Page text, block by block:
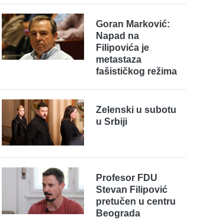
Goran Marković:
Napad na
Filipovića je
metastaza
fašističkog režima
Zelenski u subotu
u Srbiji
Profesor FDU
Stevan Filipović
pretučen u centru
Beograda